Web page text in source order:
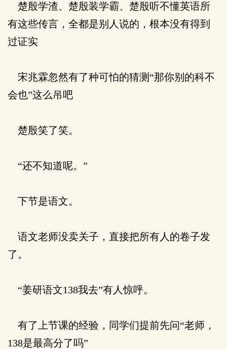
楚殷学渣、楚殷装学霸、楚殷听不懂英语所
有这些传言，全都是别人说的，根本没有得到
过证实
宋兆霖忽然有了种可怕的猜测“那你别的科不
会也”这么吊吧
楚殷笑了笑。
“还不知道呢。”
下节是语文。
语文老师没卖关子，直接把所有人的卷子发
了。
“姜研语文138我去”有人惊呼。
有了上节课的经验，同学们提前先问“老师，
138是最高分了吗”